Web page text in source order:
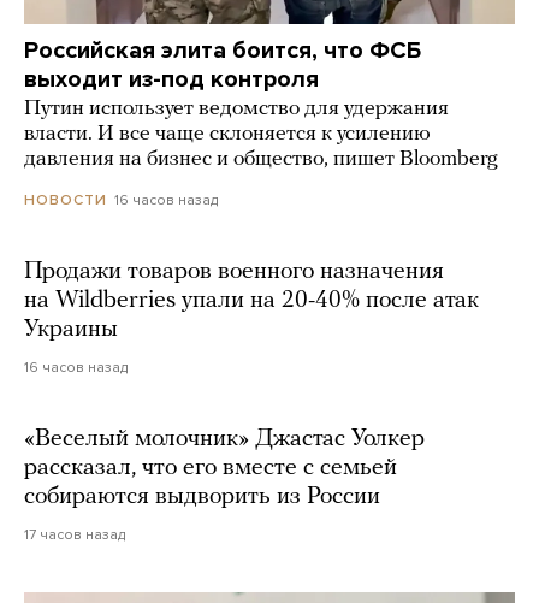
Российская элита боится, что ФСБ
выходит из-под контроля
Путин использует ведомство для удержания
власти. И все чаще склоняется к усилению
давления на бизнес и общество, пишет Bloomberg
НОВОСТИ 16 часов назад
Продажи товаров военного назначения
на Wildberries упали на 20-40% после атак
Украины
16 часов назад
«Веселый молочник» Джастас Уолкер
рассказал, что его вместе с семьей
собираются выдворить из России
17 часов назад